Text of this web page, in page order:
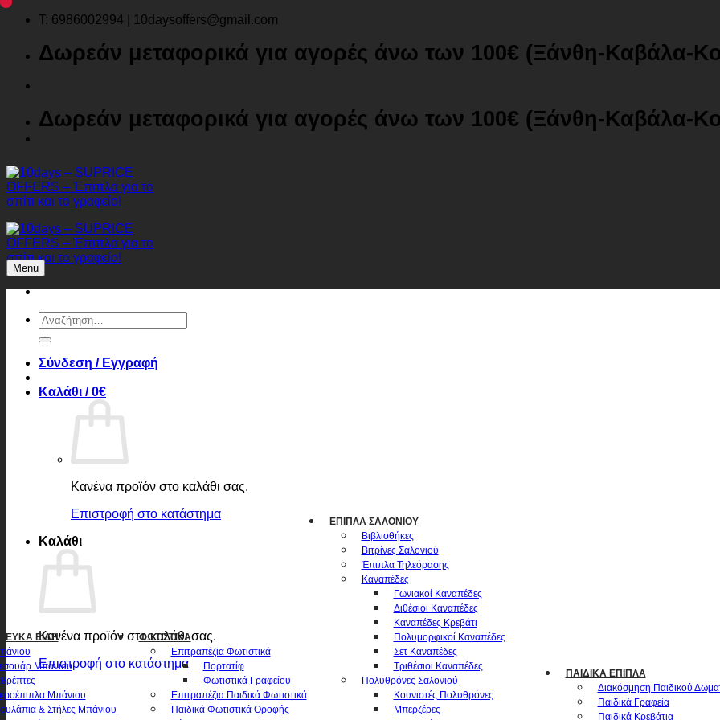
Μετάβαση
περιεχόμενο
T: 6986002994 | 10daysoffers@gmail.com
Δωρεάν μεταφορικά για αγορές άνω των 100€ (Ξάνθη-Καβάλα-
Δωρεάν μεταφορικά για αγορές άνω των 100€ (Ξάνθη-Καβάλα-
Αναζήτηση
για:
Σύνδεση / Εγγραφή
Καλάθι /0€
Κανένα προϊόν στο καλάθι σας.
Επιστροφή στο κατάστημα
Καλάθι
Κανένα προϊόν στο καλάθι σας.
Επιστροφή στο κατάστημα
Menu
ΛΕΥΚΆ ΕΊΔΗ
Μπάνιου
Μπάνιου
& Στήλες Μπάνιου
ΦΩΤΙΣΤΙΚΆ
Επιτραπέζια Φωτιστικά
Πορτατίφ
Φωτιστικά Γραφείου
Επιτραπέζια Παιδικά Φωτιστικά
Παιδικά Φωτιστικά Οροφής
ΈΠΙΠΛΑ ΣΑΛΟΝΙΟΎ
Βιβλιοθήκες
Βιτρίνες Σαλονιού
Έπιπλα Τηλεόρασης
Καναπέδες
Γωνιακοί Καναπέδες
Διθέσιοι Καναπέδες
Καναπέδες Κρεβάτι
Πολυμορφικοί Καναπέδες
Σετ Καναπέδες
Τριθέσιοι Καναπέδες
Πολυθρόνες Σαλονιού
Κουνιστές Πολυθρόνες
Μπερζέρες
ΠΑΙΔΙΚΆ ΈΠΙΠΛΑ
Διακόσμηση Παιδικού
Παιδικά Γραφεία
Παιδικά Κρεβάτια